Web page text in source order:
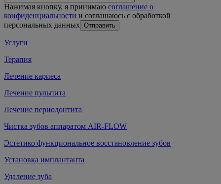
Нажимая кнопку, я принимаю соглашение о
конфиденциальности и соглашаюсь с обработкой
персональных данных
Услуги
Терапия
Лечение кариеса
Лечение пульпита
Лечение периодонтита
Чистка зубов аппаратом AIR-FLOW
Эстетико функциональное восстановление зубов
Установка имплантанта
Удаление зуба